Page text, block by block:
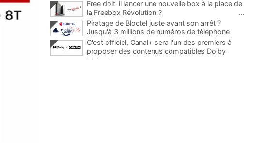
promos et des cadeaux
...
Free doit-il lancer une nouvelle box à la place de
la Freebox Révolution ?
...
Piratage de Bloctel juste avant son arrêt ?
Jusqu'à 3 millions de numéros de téléphone
auraient fuité
C'est officiel, Canal+ sera l'un des premiers à
proposer des contenus compatibles Dolby
Vision 2